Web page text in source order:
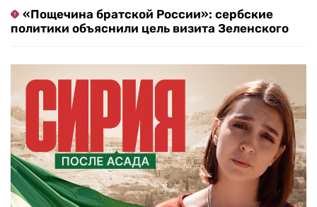
«Пощечина братской России»: сербские
политики объяснили цель визита Зеленского